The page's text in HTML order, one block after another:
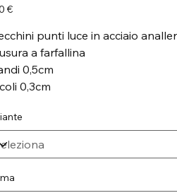
€
punti luce in acciaio
a farfallina
0,5cm
0,3cm